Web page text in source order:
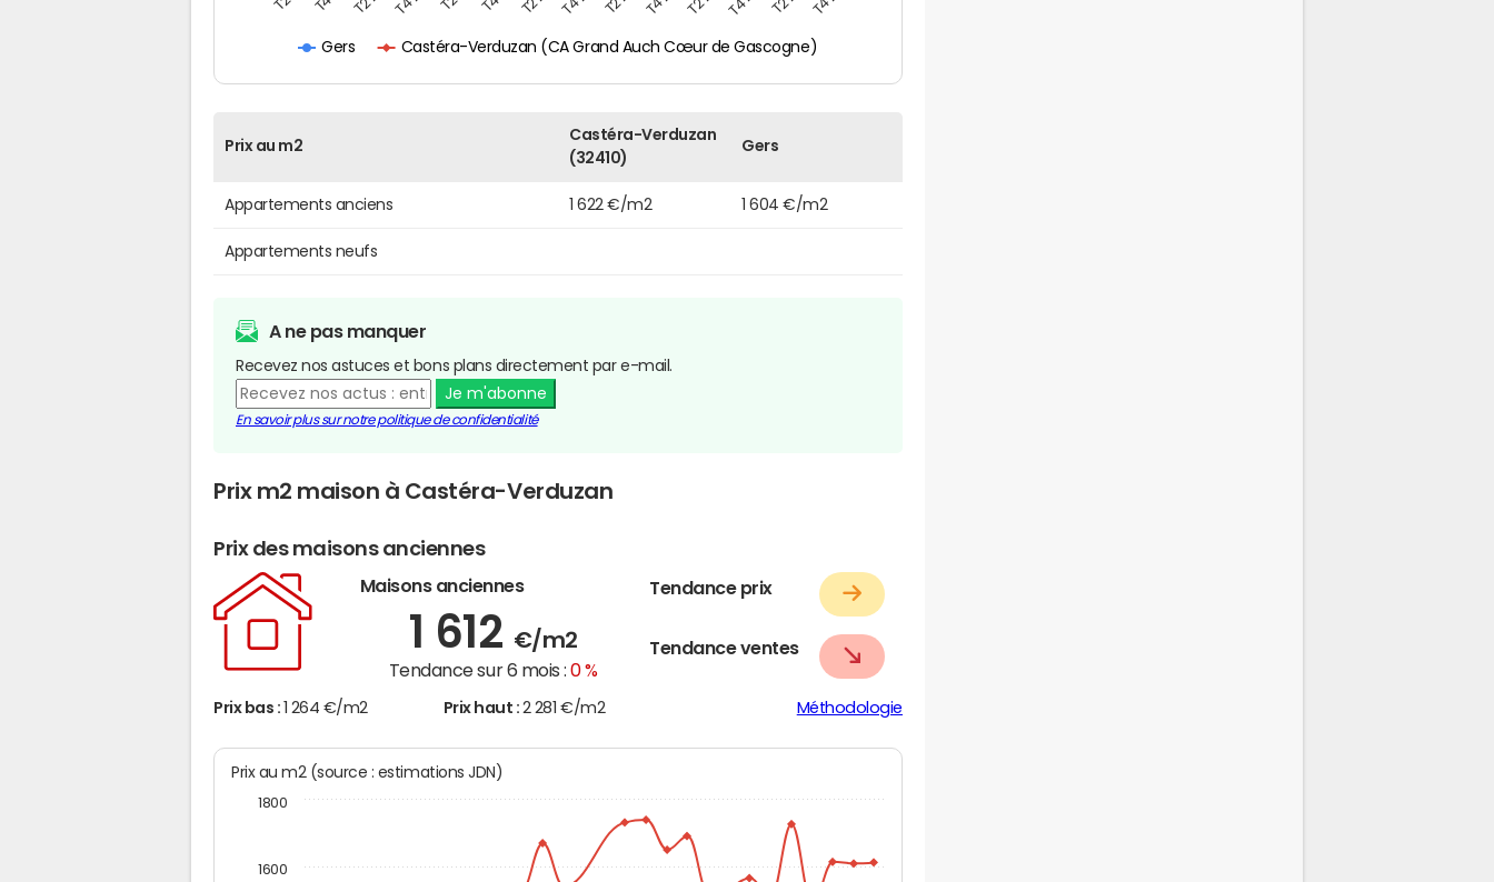
Gers Castéra-Verduzan (CA Grand Auch Cœur de Gascogne)
Prix au m2
Castéra-Verduzan
(32410)
Gers
Appartements anciens 1 622 €/m2 1 604 €/m2
Appartements neufs
A ne pas manquer
Recevez nos astuces et bons plans directement par e-mail.
Je m'abonne
En savoir plus sur notre politique de confidentialité
Prix m2 maison à Castéra-Verduzan
Prix des maisons anciennes
Maisons anciennes
1 612 €/m2
Tendance sur 6 mois :0 %
Tendance prix
Tendance ventes
Prix bas : 1 264 €/m2 Prix haut : 2 281 €/m2 Méthodologie
Prix au m2 (source : estimations JDN)
1600
1800